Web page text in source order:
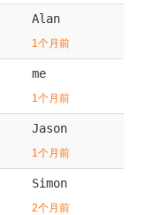
Alan
1个月前
me
1个月前
Jason
1个月前
Simon
2个月前